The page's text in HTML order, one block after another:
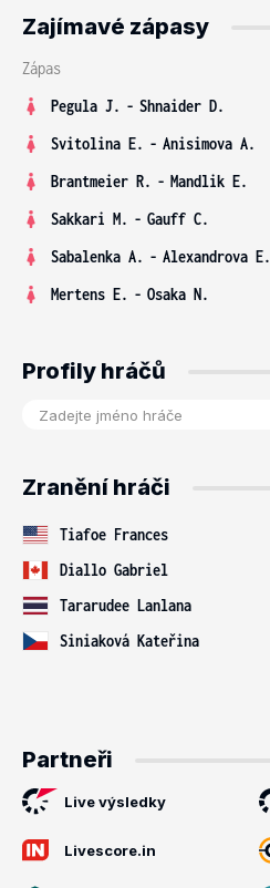
Zajímavé zápasy
Zápas
Pegula J. - Shnaider D.
Svitolina E. - Anisimova A.
Brantmeier R. - Mandlik E.
Sakkari M. - Gauff C.
Sabalenka A. - Alexandrova E.
Mertens E. - Osaka N.
Profily hráčů
Zranění hráči
Tiafoe Frances
Diallo Gabriel
Tararudee Lanlana
Siniaková Kateřina
Partneři
Live výsledky
Livescore.in